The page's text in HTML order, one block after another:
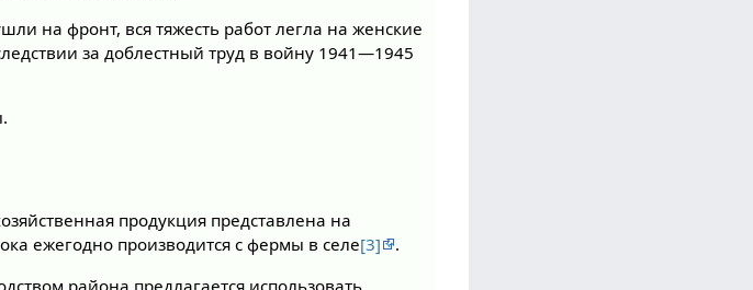
на фронт, вся тяжесть работ легла на женские
за доблестный труд в войну 1941—1945
продукция представлена на
ежегодно производится с фермы в селе[3]
.
района предлагается использовать